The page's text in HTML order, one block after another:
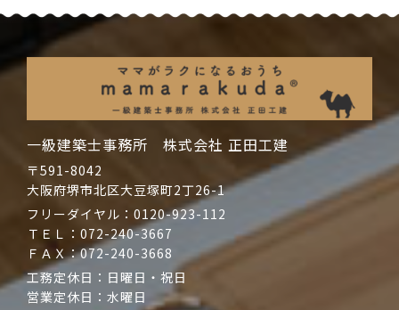
一級建築士事務所 株式会社 正田工建
〒591-8042
大阪府堺市北区大豆塚町2丁26-1
フリーダイヤル： 0120-923-112
ＴＥＬ： 072-240-3667
ＦＡＸ：072-240-3668
工務定休日：日曜日・祝日
営業定休日：水曜日